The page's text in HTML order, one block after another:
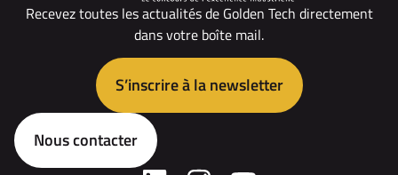
Recevez toutes les actualités de Golden Tech directement
dans votre boîte mail.
S’inscrire à la newsletter
Nous contacter